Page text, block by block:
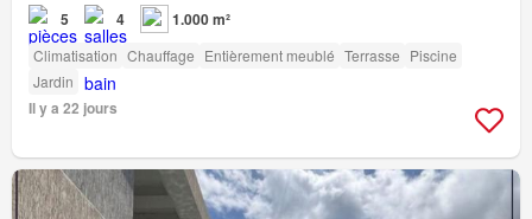
5 4 1.000 m²
Climatisation Chauffage Entièrement meublé Terrasse Piscine
Jardin
Il y a 22 jours